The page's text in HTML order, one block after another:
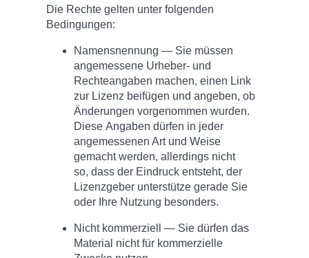
Die Rechte gelten unter folgenden
Bedingungen:
Namensnennung — Sie müssen
angemessene Urheber- und
Rechteangaben machen, einen Link
zur Lizenz beifügen und angeben, ob
Änderungen vorgenommen wurden.
Diese Angaben dürfen in jeder
angemessenen Art und Weise
gemacht werden, allerdings nicht
so, dass der Eindruck entsteht, der
Lizenzgeber unterstütze gerade Sie
oder Ihre Nutzung besonders.
Nicht kommerziell — Sie dürfen das
Material nicht für kommerzielle